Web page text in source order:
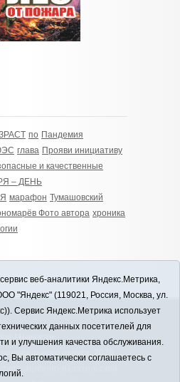
по Пандемия
глава Прояви инициативу
и качественные
– ДЕНЬ
марафон Тумашовский
Фото автора хроника
/ Новости
округа, 2026
издательский
веб-аналитики Яндекс.Метрика,
"Яндекс" (119021, Россия, Москва, ул.
Сервис Яндекс.Метрика использует
данных посетителей для
и улучшения качества обслуживания.
Вы автоматически соглашаетесь с